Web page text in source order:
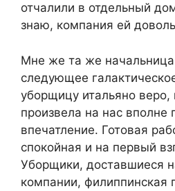
отчалили в отдельный
знаю, компания ей
Мне же та же начальница
следующее
уборщицу итальяно веро,
произвела на нас вполне
впечатление. Готовая
спокойная и на первый
Уборщики, доставшиеся
компании, филиппинская